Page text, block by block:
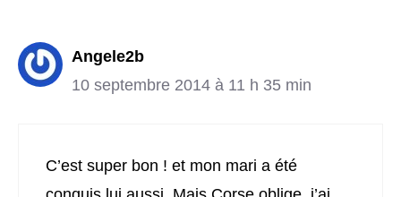
Angele2b
10 septembre 2014 à 11 h 35 min
C’est super bon ! et mon mari a été